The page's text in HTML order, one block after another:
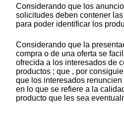
Considerando que los
solicitudes deben contener
para poder identificar los
Considerando que la
compra o de una oferta se
ofrecida a los interesados de
productos ; que , por
que los interesados
en lo que se refiere a la
producto que les sea